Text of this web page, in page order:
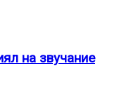
на звучание